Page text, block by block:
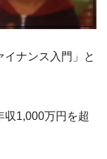
イナンス入門」と
収1,000万円を超